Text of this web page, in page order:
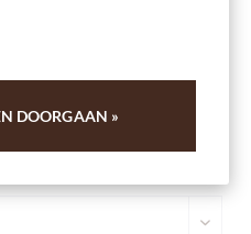
DOORGAAN »